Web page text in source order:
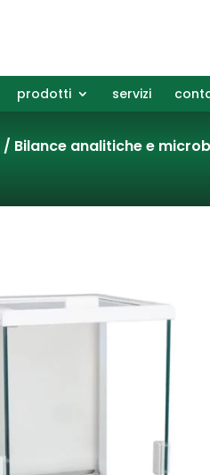
prodotti servizi
/ Bilance analitiche e